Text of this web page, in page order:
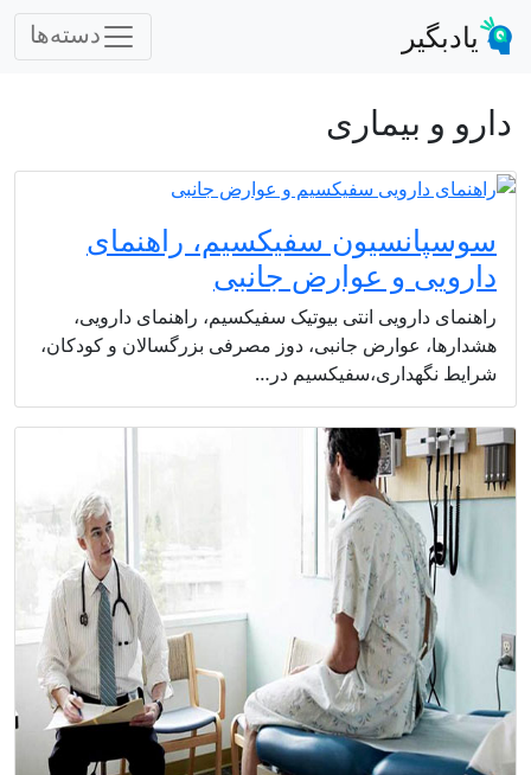
یادبگیر دسته‌ها
دارو و بیماری
سوسپانسیون سفیکسیم، راهنمای
دارویی و عوارض جانبی
راهنمای دارویی انتی بیوتیک سفیکسیم، راهنمای دارویی،
هشدارها، عوارض جانبی، دوز مصرفی بزرگسالان و کودکان،
شرایط نگهداری،سفیکسیم در…